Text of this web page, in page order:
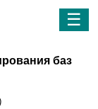
☰
баз